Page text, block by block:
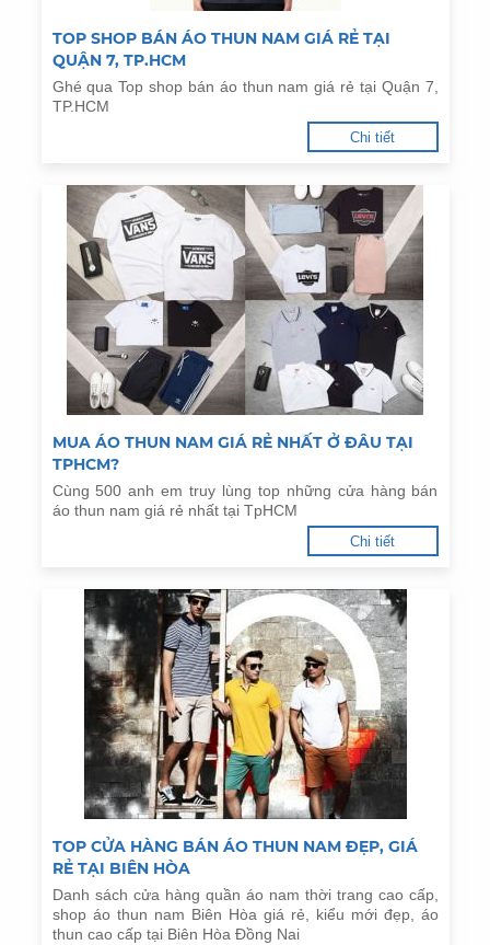
TOP SHOP BÁN ÁO THUN NAM GIÁ RẺ TẠI
QUẬN 7, TP.HCM
Ghé qua Top shop bán áo thun nam giá rẻ tại Quận 7,
TP.HCM
Chi tiết
MUA ÁO THUN NAM GIÁ RẺ NHẤT Ở ĐÂU TẠI
TPHCM?
Cùng 500 anh em truy lùng top những cửa hàng bán
áo thun nam giá rẻ nhất tại TpHCM
Chi tiết
TOP CỬA HÀNG BÁN ÁO THUN NAM ĐẸP, GIÁ
RẺ TẠI BIÊN HÒA
Danh sách cửa hàng quần áo nam thời trang cao cấp,
shop áo thun nam Biên Hòa giá rẻ, kiểu mới đẹp, áo
thun cao cấp tại Biên Hòa Đồng Nai